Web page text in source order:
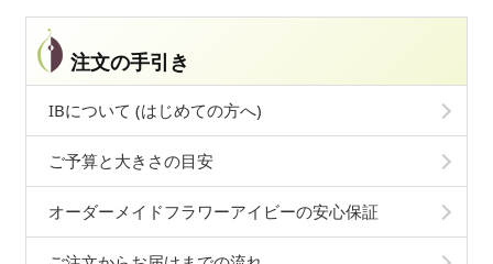
注文の手引き
IBについて (はじめての方へ)
ご予算と大きさの目安
オーダーメイドフラワーアイビーの安心保証